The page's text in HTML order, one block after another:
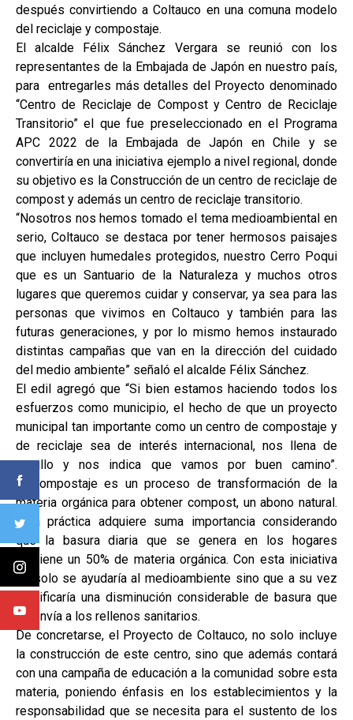
después convirtiendo a Coltauco en una comuna modelo
del reciclaje y compostaje.
El alcalde Félix Sánchez Vergara se reunió con los
representantes de la Embajada de Japón en nuestro país,
para entregarles más detalles del Proyecto denominado
“Centro de Reciclaje de Compost y Centro de Reciclaje
Transitorio” el que fue preseleccionado en el Programa
APC 2022 de la Embajada de Japón en Chile y se
convertiría en una iniciativa ejemplo a nivel regional, donde
su objetivo es la Construcción de un centro de reciclaje de
compost y además un centro de reciclaje transitorio.
“Nosotros nos hemos tomado el tema medioambiental en
serio, Coltauco se destaca por tener hermosos paisajes
que incluyen humedales protegidos, nuestro Cerro Poqui
que es un Santuario de la Naturaleza y muchos otros
lugares que queremos cuidar y conservar, ya sea para las
personas que vivimos en Coltauco y también para las
futuras generaciones, y por lo mismo hemos instaurado
distintas campañas que van en la dirección del cuidado
del medio ambiente” señaló el alcalde Félix Sánchez.
El edil agregó que “Si bien estamos haciendo todos los
esfuerzos como municipio, el hecho de que un proyecto
municipal tan importante como un centro de compostaje y
de reciclaje sea de interés internacional, nos llena de
orgullo y nos indica que vamos por buen camino”.
El compostaje es un proceso de transformación de la
materia orgánica para obtener compost, un abono natural.
Esta práctica adquiere suma importancia considerando
que la basura diaria que se genera en los hogares
contiene un 50% de materia orgánica. Con esta iniciativa
no solo se ayudaría al medioambiente sino que a su vez
significaría una disminución considerable de basura que
se envía a los rellenos sanitarios.
De concretarse, el Proyecto de Coltauco, no solo incluye
la construcción de este centro, sino que además contará
con una campaña de educación a la comunidad sobre esta
materia, poniendo énfasis en los establecimientos y la
responsabilidad que se necesita para el sustento de los